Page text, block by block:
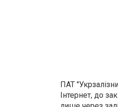
ПАТ
Інтернет, до